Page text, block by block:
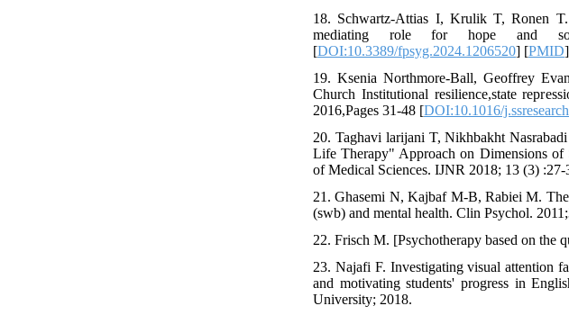
18. Schwartz-Attias I, Krulik T, Ronen
mediating role for hope and
[DOI:10.3389/fpsyg.2024.1206520] [PMID
19. Ksenia Northmore-Ball, Geoffrey
Church Institutional resilience,state
2016,Pages 31-48 [DOI:10.1016/
20. Taghavi larijani T, Nikhbakht
Life Therapy" Approach on Dimensions of
of Medical Sciences. IJNR 2018; 13 (3)
21. Ghasemi N, Kajbaf M-B, Rabiei M.
(swb) and mental health. Clin Psychol.
22. Frisch M. [Psychotherapy based on the
23. Najafi F. Investigating visual attention
and motivating students' progress in
University; 2018.